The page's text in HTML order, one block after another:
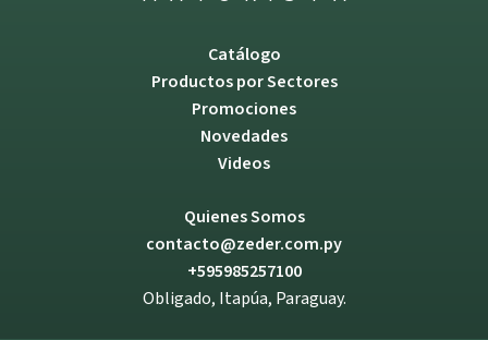
Catálogo
Productos por Sectores
Promociones
Novedades
Videos
Quienes Somos
contacto@zeder.com.py
+595985257100
Obligado, Itapúa, Paraguay.